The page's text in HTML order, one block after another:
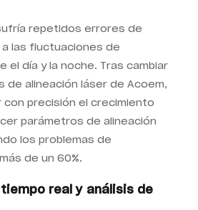
repetidos errores de
las fluctuaciones de
el día y la noche. Tras cambiar
de alineación láser de Acoem,
precisión el crecimiento
parámetros de alineación
los problemas de
de un 60%.
real y análisis de